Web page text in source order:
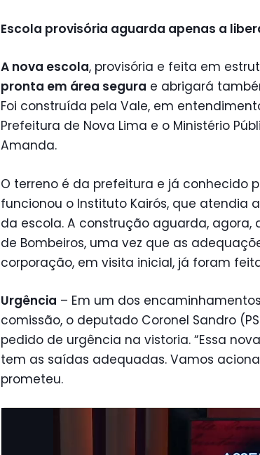
Escola provisória aguarda apenas a
A nova escola, provisória e feita em
pronta em área segura e abrigará
Foi construída pela Vale, em
Prefeitura de Nova Lima e o Ministério
Amanda.
O terreno é da prefeitura e já conhecido
funcionou o Instituto Kairós, que atendia
da escola. A construção aguarda, agora,
de Bombeiros, uma vez que as
corporação, em visita inicial, já foram
Urgência – Em um dos
comissão, o deputado Coronel Sandro
pedido de urgência na vistoria. “Essa
tem as saídas adequadas. Vamos
prometeu.